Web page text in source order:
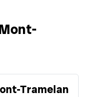
Tramelan